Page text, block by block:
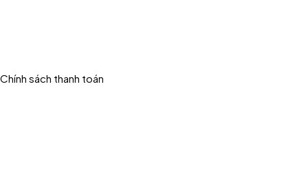
Chính sách thanh toán